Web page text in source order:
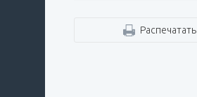
Распечатать